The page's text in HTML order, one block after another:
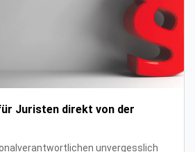
Juristen direkt von der
unvergesslich